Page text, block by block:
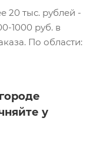
20 тыс. рублей -
1000 руб. в
По области:
у